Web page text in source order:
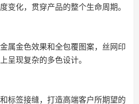
变化，贯穿产品的整个生命周期。
属金色效果和全包覆图案，丝网印
呈现复杂的多色设计。
标签接缝，打造高端客户所期望的